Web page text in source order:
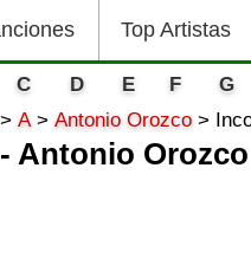
Top Artistas
C D E F G
A Antonio Orozco
Antonio Orozco